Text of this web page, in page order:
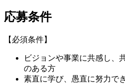
応募条件
【必須条件】
ビジョンや事業に共感し、
のある方
素直に学び、愚直に努力で